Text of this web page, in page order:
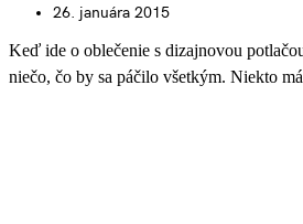
26. januára 2015
Keď ide o oblečenie s dizajnovou
niečo, čo by sa páčilo všetkým. Niekto